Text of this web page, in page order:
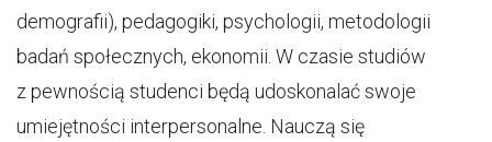
demografii), pedagogiki, psychologii, metodologii
badań społecznych, ekonomii. W czasie studiów
z pewnością studenci będą udoskonalać swoje
umiejętności interpersonalne. Nauczą się